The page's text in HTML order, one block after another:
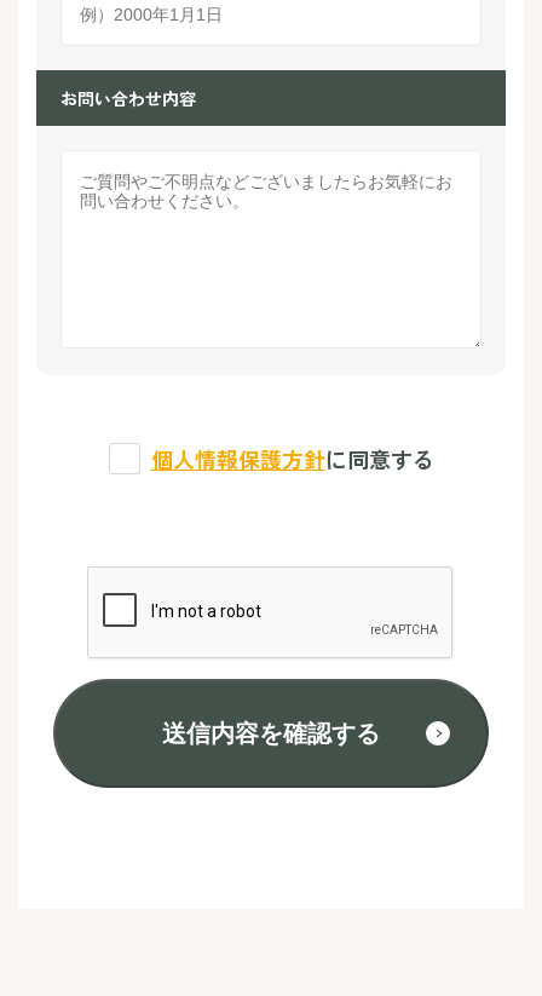
お問い合わせ内容
個人情報保護方針に同意する
送信内容を確認する